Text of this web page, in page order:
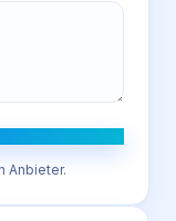
Anbieter.